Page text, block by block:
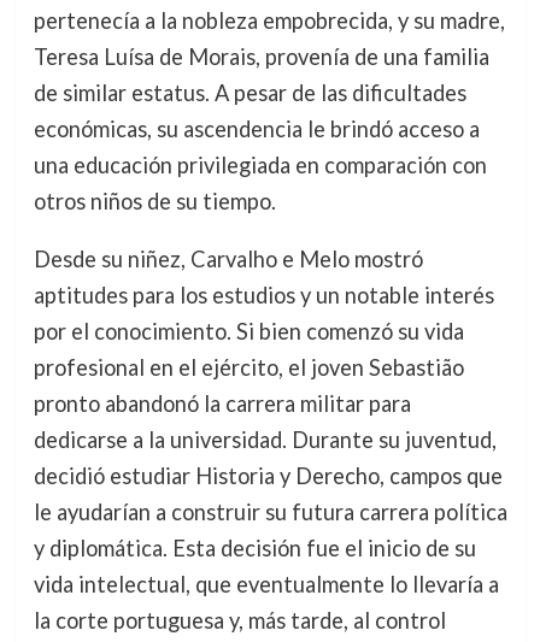
pertenecía a la nobleza empobrecida, y su madre,
Teresa Luísa de Morais, provenía de una familia
de similar estatus. A pesar de las dificultades
económicas, su ascendencia le brindó acceso a
una educación privilegiada en comparación con
otros niños de su tiempo.
Desde su niñez, Carvalho e Melo mostró
aptitudes para los estudios y un notable interés
por el conocimiento. Si bien comenzó su vida
profesional en el ejército, el joven Sebastião
pronto abandonó la carrera militar para
dedicarse a la universidad. Durante su juventud,
decidió estudiar Historia y Derecho, campos que
le ayudarían a construir su futura carrera política
y diplomática. Esta decisión fue el inicio de su
vida intelectual, que eventualmente lo llevaría a
la corte portuguesa y, más tarde, al control